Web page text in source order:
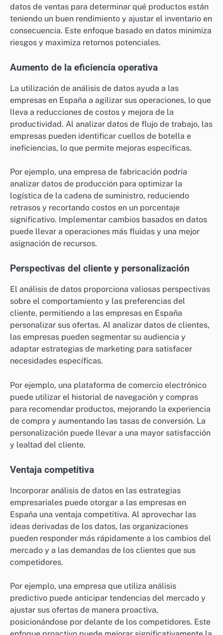
datos de ventas para determinar qué productos están
teniendo un buen rendimiento y ajustar el inventario en
consecuencia. Este enfoque basado en datos minimiza
riesgos y maximiza retornos potenciales.
Aumento de la eficiencia operativa
La utilización de análisis de datos ayuda a las
empresas en España a agilizar sus operaciones, lo que
lleva a reducciones de costos y mejora de la
productividad. Al analizar datos de flujo de trabajo, las
empresas pueden identificar cuellos de botella e
ineficiencias, lo que permite mejoras específicas.
Por ejemplo, una empresa de fabricación podría
analizar datos de producción para optimizar la
logística de la cadena de suministro, reduciendo
retrasos y recortando costos en un porcentaje
significativo. Implementar cambios basados en datos
puede llevar a operaciones más fluidas y una mejor
asignación de recursos.
Perspectivas del cliente y personalización
El análisis de datos proporciona valiosas perspectivas
sobre el comportamiento y las preferencias del
cliente, permitiendo a las empresas en España
personalizar sus ofertas. Al analizar datos de clientes,
las empresas pueden segmentar su audiencia y
adaptar estrategias de marketing para satisfacer
necesidades específicas.
Por ejemplo, una plataforma de comercio electrónico
puede utilizar el historial de navegación y compras
para recomendar productos, mejorando la experiencia
de compra y aumentando las tasas de conversión. La
personalización puede llevar a una mayor satisfacción
y lealtad del cliente.
Ventaja competitiva
Incorporar análisis de datos en las estrategias
empresariales puede otorgar a las empresas en
España una ventaja competitiva. Al aprovechar las
ideas derivadas de los datos, las organizaciones
pueden responder más rápidamente a los cambios del
mercado y a las demandas de los clientes que sus
competidores.
Por ejemplo, una empresa que utiliza análisis
predictivo puede anticipar tendencias del mercado y
ajustar sus ofertas de manera proactiva,
posicionándose por delante de los competidores. Este